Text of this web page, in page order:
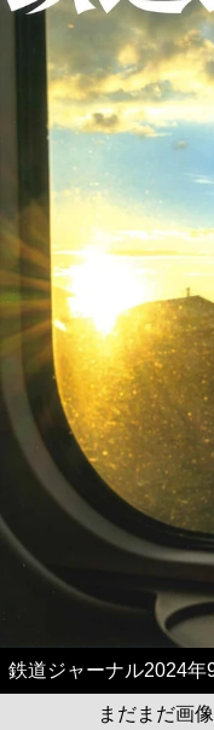
鉄道ジャーナル2024年
まだまだ画